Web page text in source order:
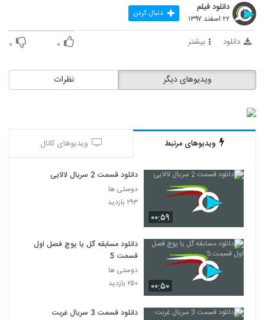
دانلود فیلم
۲۲ اسفند ۱۳۹۷ دنبال کردن
دانلود بیشتر ۰ ۰
نظرات ویدیوهای دیگر
ویدیوهای مرتبط ویدیوهای کانال
۰۰:۵۹
دانلود قسمت 2 سریال لالایی
دوستی ها
۲۹۳ بازدید
۰۰:۵۰
دانلود مسابقه گل یا پوچ فصل اول
قسمت 5
دوستی ها
۲۵۰ بازدید
دانلود قسمت 3 سریال غربت